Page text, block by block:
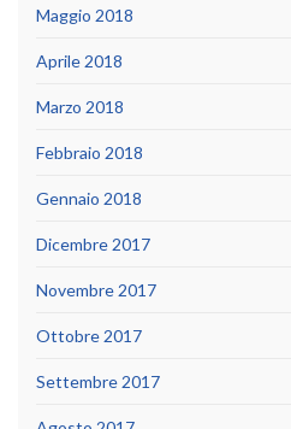
Maggio 2018
Aprile 2018
Marzo 2018
Febbraio 2018
Gennaio 2018
Dicembre 2017
Novembre 2017
Ottobre 2017
Settembre 2017